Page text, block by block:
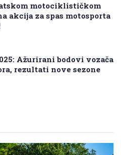
motociklističkom
akcija za spas motosporta
Ažurirani bodovi vozača
rezultati nove sezone